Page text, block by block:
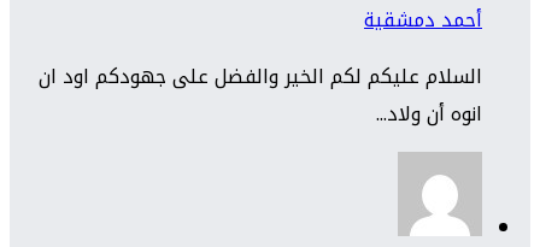
أحمد دمشقية
السلام عليكم لكم الخير والفضل على جهودكم اود ان
انوه أن ولاد...